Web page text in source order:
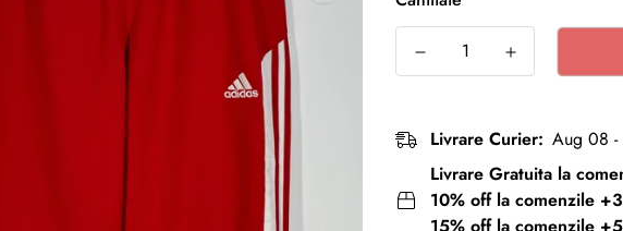
Livrare Curier: Aug 08 -
Livrare Gratuita la
10% off la comenzile